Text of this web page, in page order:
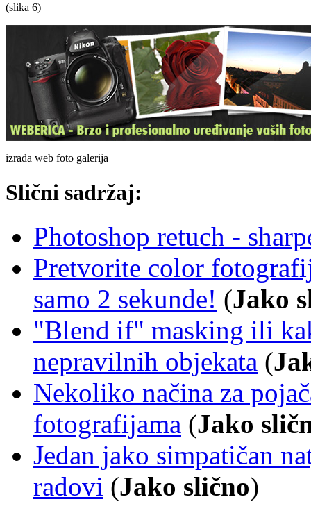
(slika 6)
izrada web foto galerija
Slični sadržaj:
Photoshop retuch -
Pretvorite color
samo 2 sekunde! (Jako
"Blend if" masking ili
nepravilnih objekata (
Nekoliko načina za
fotografijama (Jako
Jedan jako simpatičan
radovi (Jako slično)